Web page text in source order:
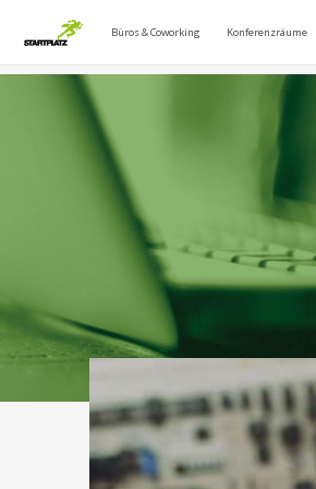
Büros & Coworking Konferenzräume